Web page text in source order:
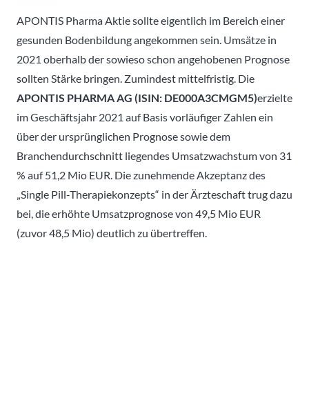
APONTIS Pharma Aktie sollte eigentlich im Bereich einer
gesunden Bodenbildung angekommen sein. Umsätze in
2021 oberhalb der sowieso schon angehobenen Prognose
sollten Stärke bringen. Zumindest mittelfristig. Die
APONTIS PHARMA AG (ISIN: DE000A3CMGM5)erzielte
im Geschäftsjahr 2021 auf Basis vorläufiger Zahlen ein
über der ursprünglichen Prognose sowie dem
Branchendurchschnitt liegendes Umsatzwachstum von 31
% auf 51,2 Mio EUR. Die zunehmende Akzeptanz des
„Single Pill-Therapiekonzepts“ in der Ärzteschaft trug dazu
bei, die erhöhte Umsatzprognose von 49,5 Mio EUR
(zuvor 48,5 Mio) deutlich zu übertreffen.